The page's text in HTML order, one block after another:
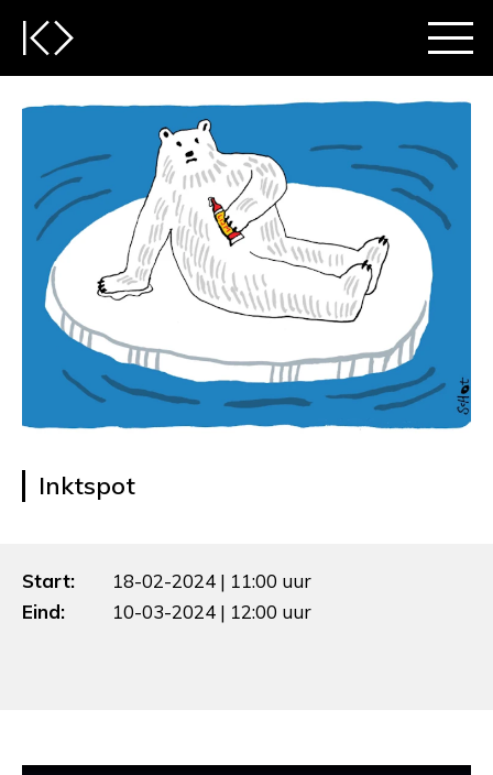
Inktspot
Start:
18-02-2024 | 11:00 uur
Eind:
10-03-2024 | 12:00 uur